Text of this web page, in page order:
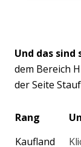
Und das sind
dem Bereich
der Seite
Rang
Kaufland